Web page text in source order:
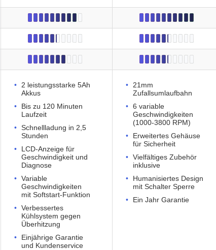
2 leistungsstarke 5Ah
Akkus
Bis zu 120 Minuten
Laufzeit
Schnellladung in 2,5
Stunden
LCD-Anzeige für
Geschwindigkeit und
Diagnose
Variable
Geschwindigkeiten
mit Softstart-Funktion
Verbessertes
Kühlsystem gegen
Überhitzung
Einjährige Garantie
und Kundenservice
21mm
Zufallsumlaufbahn
6 variable
Geschwindigkeiten
(1000-3800 RPM)
Erweitertes Gehäuse
für Sicherheit
Vielfältiges Zubehör
inklusive
Humanisiertes Design
mit Schalter Sperre
Ein Jahr Garantie